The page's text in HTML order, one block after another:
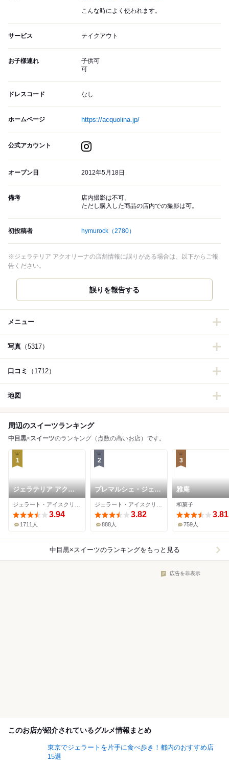
こんな時によく使われます。
サービス テイクアウト
お子様連れ
子供可
可
ドレスコード なし
ホームページ https://acquolina.jp/
公式アカウント
オープン日 2012年5月18日
備考
店内撮影は不可。
ただし購入した商品の店内での撮影は可。
初投稿者 hymurock （2780）
※ジェラテリア アクオリーナの店舗情報に誤りがある場合は、以下からご報
告ください。
誤りを報告する
メニュー
写真 （5317）
口コミ （1712）
地図
周辺のスイーツランキング
中目黒×スイーツのランキング（点数の高いお店）です。
1
ジェラテリア アクオ
リーナ
3.94
1711人
2
プレマルシェ・ジェラ
テリア 東京中目黒駅
前店
3.82
888人
3
雅庵
和菓子
3.81
759人
中目黒×スイーツのランキングをもっと見る
広告を非表示
このお店が紹介されているグルメ情報まとめ
東京でジェラートを片手に食べ歩き！都内のおすすめ店
15選